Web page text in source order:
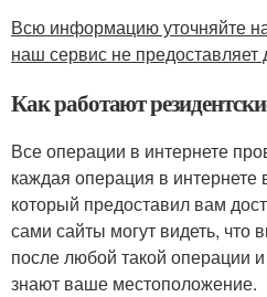
Всю информацию уточняйте
наш сервис не предоставляет
Как работают
Все операции в интернете
каждая операция в интернете
который предоставил вам
сами сайты могут видеть, что
после любой такой операции
знают ваше местоположение.